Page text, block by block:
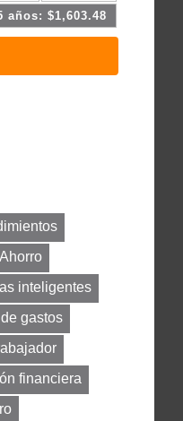
inteligentes
gastos
financiera